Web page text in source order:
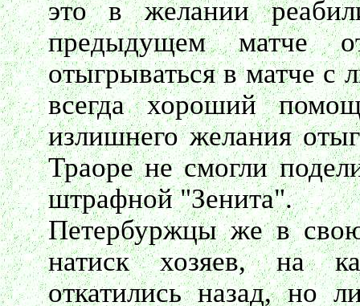
это в желании
предыдущем
отыгрываться в матче с
всегда хороший
излишнего желания
Траоре не смогли
штрафной "Зенита".
Петербуржцы же в
натиск хозяев, на
откатились назад, но